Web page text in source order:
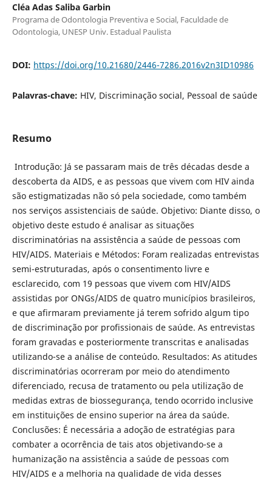
Cléa Adas Saliba Garbin
Programa de Odontologia Preventiva e Social, Faculdade de
Odontologia, UNESP Univ. Estadual Paulista
DOI: https://doi.org/10.21680/2446-7286.2016v2n3ID10986
Palavras-chave: HIV, Discriminação social, Pessoal de saúde
Resumo
Introdução: Já se passaram mais de três décadas desde a
descoberta da AIDS, e as pessoas que vivem com HIV ainda
são estigmatizadas não só pela sociedade, como também
nos serviços assistenciais de saúde. Objetivo: Diante disso, o
objetivo deste estudo é analisar as situações
discriminatórias na assistência a saúde de pessoas com
HIV/AIDS. Materiais e Métodos: Foram realizadas entrevistas
semi-estruturadas, após o consentimento livre e
esclarecido, com 19 pessoas que vivem com HIV/AIDS
assistidas por ONGs/AIDS de quatro municípios brasileiros,
e que afirmaram previamente já terem sofrido algum tipo
de discriminação por profissionais de saúde. As entrevistas
foram gravadas e posteriormente transcritas e analisadas
utilizando-se a análise de conteúdo. Resultados: As atitudes
discriminatórias ocorreram por meio do atendimento
diferenciado, recusa de tratamento ou pela utilização de
medidas extras de biossegurança, tendo ocorrido inclusive
em instituições de ensino superior na área da saúde.
Conclusões: É necessária a adoção de estratégias para
combater a ocorrência de tais atos objetivando-se a
humanização na assistência a saúde de pessoas com
HIV/AIDS e a melhoria na qualidade de vida desses